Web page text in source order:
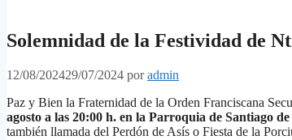
Solemnidad de la Festividad de
12/08/202429/07/2024 poradmin
Paz y Bien la Fraternidad de la Orden Franciscana
agosto a las 20:00 h. en la Parroquia de Santiago
también llamada del Perdón de Asís o Fiesta de la